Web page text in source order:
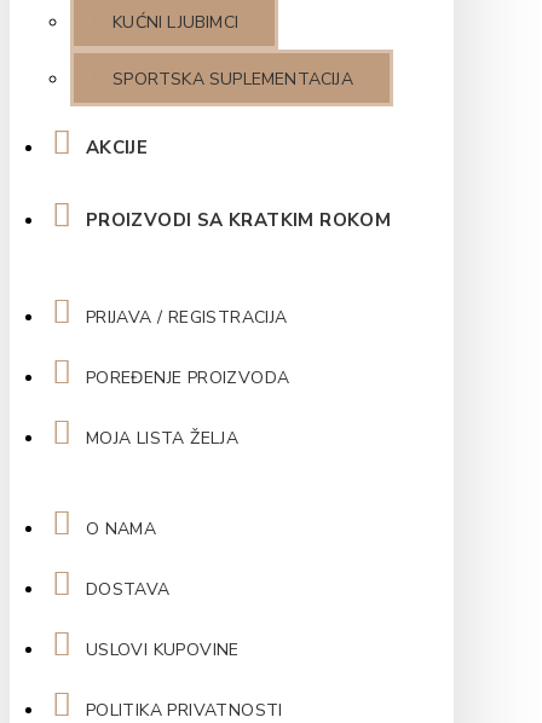
KUĆNI LJUBIMCI
SPORTSKA SUPLEMENTACIJA
AKCIJE
PROIZVODI SA KRATKIM ROKOM
PRIJAVA / REGISTRACIJA
POREĐENJE PROIZVODA
MOJA LISTA ŽELJA
O NAMA
DOSTAVA
USLOVI KUPOVINE
POLITIKA PRIVATNOSTI